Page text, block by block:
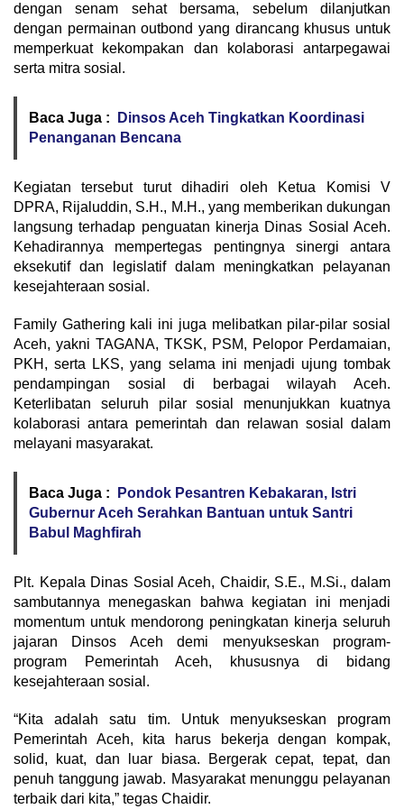
dengan senam sehat bersama, sebelum dilanjutkan
dengan permainan outbond yang dirancang khusus untuk
memperkuat kekompakan dan kolaborasi antarpegawai
serta mitra sosial.
Baca Juga :
Dinsos Aceh Tingkatkan Koordinasi
Penanganan Bencana
Kegiatan tersebut turut dihadiri oleh Ketua Komisi V
DPRA, Rijaluddin, S.H., M.H., yang memberikan dukungan
langsung terhadap penguatan kinerja Dinas Sosial Aceh.
Kehadirannya mempertegas pentingnya sinergi antara
eksekutif dan legislatif dalam meningkatkan pelayanan
kesejahteraan sosial.
Family Gathering kali ini juga melibatkan pilar-pilar sosial
Aceh, yakni TAGANA, TKSK, PSM, Pelopor Perdamaian,
PKH, serta LKS, yang selama ini menjadi ujung tombak
pendampingan sosial di berbagai wilayah Aceh.
Keterlibatan seluruh pilar sosial menunjukkan kuatnya
kolaborasi antara pemerintah dan relawan sosial dalam
melayani masyarakat.
Baca Juga :
Pondok Pesantren Kebakaran, Istri
Gubernur Aceh Serahkan Bantuan untuk Santri
Babul Maghfirah
Plt. Kepala Dinas Sosial Aceh, Chaidir, S.E., M.Si., dalam
sambutannya menegaskan bahwa kegiatan ini menjadi
momentum untuk mendorong peningkatan kinerja seluruh
jajaran Dinsos Aceh demi menyukseskan program-
program Pemerintah Aceh, khususnya di bidang
kesejahteraan sosial.
“Kita adalah satu tim. Untuk menyukseskan program
Pemerintah Aceh, kita harus bekerja dengan kompak,
solid, kuat, dan luar biasa. Bergerak cepat, tepat, dan
penuh tanggung jawab. Masyarakat menunggu pelayanan
terbaik dari kita,” tegas Chaidir.